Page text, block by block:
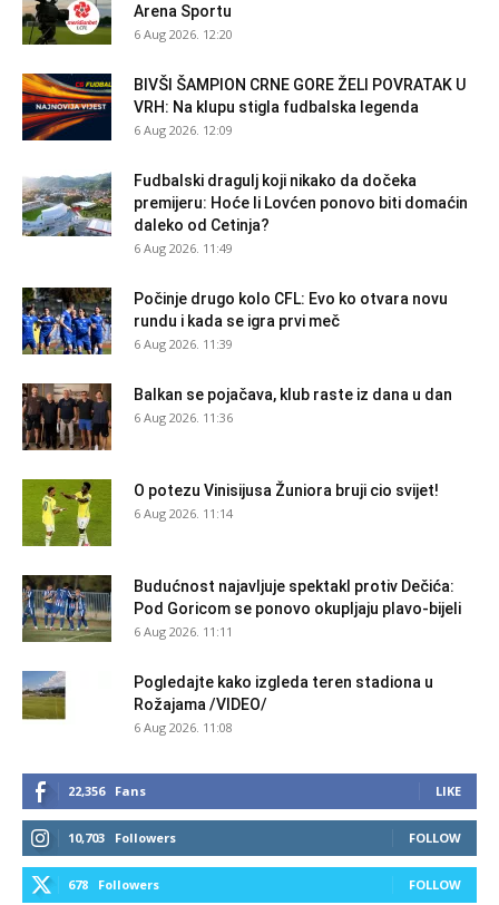
Arena Sportu
6 Aug 2026. 12:20
BIVŠI ŠAMPION CRNE GORE ŽELI POVRATAK U
VRH: Na klupu stigla fudbalska legenda
6 Aug 2026. 12:09
Fudbalski dragulj koji nikako da dočeka
premijeru: Hoće li Lovćen ponovo biti domaćin
daleko od Cetinja?
6 Aug 2026. 11:49
Počinje drugo kolo CFL: Evo ko otvara novu
rundu i kada se igra prvi meč
6 Aug 2026. 11:39
Balkan se pojačava, klub raste iz dana u dan
6 Aug 2026. 11:36
O potezu Vinisijusa Žuniora bruji cio svijet!
6 Aug 2026. 11:14
Budućnost najavljuje spektakl protiv Dečića:
Pod Goricom se ponovo okupljaju plavo-bijeli
6 Aug 2026. 11:11
Pogledajte kako izgleda teren stadiona u
Rožajama /VIDEO/
6 Aug 2026. 11:08
22,356 Fans LIKE
10,703 Followers FOLLOW
678 Followers FOLLOW